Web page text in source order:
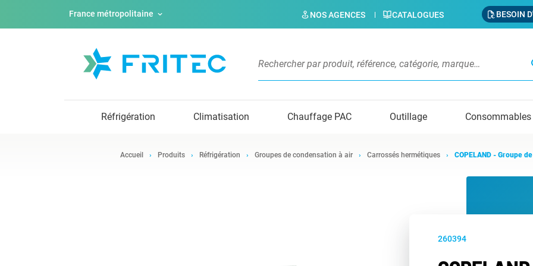
France métropolitaine NOS AGENCES CATALOGUES BESOIN
Réfrigération Climatisation Chauffage PAC Outillage Consommables
Accueil Produits Réfrigération Groupes de condensation à air Carrossés hermétiques COPELAND - Groupe
260394